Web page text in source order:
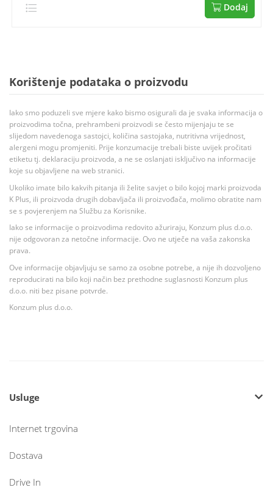
Dodaj
Korištenje podataka o proizvodu
Iako smo poduzeli sve mjere kako bismo osigurali da je svaka informacija o
proizvodima točna, prehrambeni proizvodi se često mijenjaju te se
slijedom navedenoga sastojci, količina sastojaka, nutritivna vrijednost,
alergeni mogu promjeniti. Prije konzumacije trebali biste uvijek pročitati
etiketu tj. deklaraciju proizvoda, a ne se oslanjati isključivo na informacije
koje su objavljene na web stranici.
Ukoliko imate bilo kakvih pitanja ili želite savjet o bilo kojoj marki proizvoda
K Plus, ili proizvoda drugih dobavljača ili proizvođača, molimo obratite nam
se s povjerenjem na Službu za Korisnike.
Iako se informacije o proizvodima redovito ažuriraju, Konzum plus d.o.o.
nije odgovoran za netočne informacije. Ovo ne utječe na vaša zakonska
prava.
Ove informacije objavljuju se samo za osobne potrebe, a nije ih dozvoljeno
reproducirati na bilo koji način bez prethodne suglasnosti Konzum plus
d.o.o. niti bez pisane potvrde.
Konzum plus d.o.o.
Usluge
Internet trgovina
Dostava
Drive In